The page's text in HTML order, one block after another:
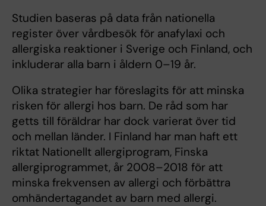
Studien baseras på data från nationella
register över vårdbesök för anafylaxi och
allergiska reaktioner i Sverige och Finland, och
inkluderar alla barn i åldern 0–19 år.
Olika strategier har föreslagits för att minska
risken för allergi hos barn. De råd som har
getts till föräldrar har dock varierat över tid
och mellan länder. I Finland har man haft ett
riktat Nationellt allergiprogram, Finska
allergiprogrammet, år 2008–2018 för att
minska frekvensen av allergi och förbättra
omhändertagandet av barn med allergi.